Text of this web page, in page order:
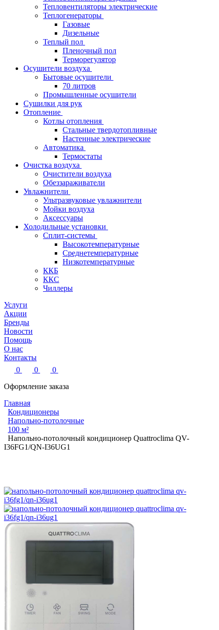
Тепловентиляторы электрические
Теплогенераторы
Газовые
Дизельные
Теплый пол
Пленочный пол
Терморегулятор
Осушители воздуха
Бытовые осушители
70 литров
Промышленные осушители
Сушилки для рук
Отопление
Котлы отопления
Стальные твердотопливные
Настенные электрические
Автоматика
Термостаты
Очистка воздуха
Очистители воздуха
Обеззараживатели
Увлажнители
Ультразвуковые увлажнители
Мойки воздуха
Аксессуары
Холодильные установки
Сплит-системы
Высокотемпературные
Среднетемпературные
Низкотемпературные
ККБ
ККС
Чиллеры
Услуги
Акции
Бренды
Новости
Помощь
О нас
Контакты
0
0
0
Оформление заказа
Главная
Кондиционеры
Напольно-потолочные
100 м²
Напольно-потолочный кондиционер Quattroclima QV-
I36FG1/QN-I36UG1